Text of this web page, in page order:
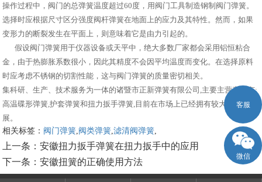
操作过程中，阀门的总弹簧温度超过60度，用阀门工具制造钢制阀门弹簧。
选择时应根据尺寸区分强度阀杆弹簧在地面上的应力及其特性。然而，如果
变形力的断裂发生在平面上，则意味着它是由力引起的。
假设阀门弹簧用于仪器设备或天平中，绝大多数厂家都会采用铝恒粘合
金，由于热膨胀系数很小，因此其精度不会因平均温度而变化。在选择原料
时应考虑不锈钢的切割性能，这与阀门弹簧的质量密切相关。
集科研、生产、技术服务为一体的诸暨市正新弹簧有限公司,主要主营产品有:
高温碟形弹簧,护套弹簧和扭力扳手弹簧,目前在市场上已经拥有较大规模和发
展。
相关标签： 阀门弹簧,阀类弹簧,滤清阀弹簧,
上一条：安徽扭力扳手弹簧在扭力扳手中的应用
下一条：安徽扭簧的正确使用方法
客服
微信